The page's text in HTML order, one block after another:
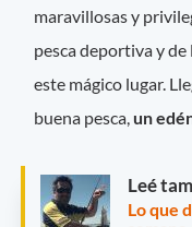
maravillosas y
pesca deportiva y
este mágico lugar.
buena pesca, un
Leé
Lo que